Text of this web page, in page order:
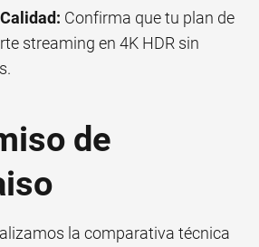
Confirma que tu plan de
streaming en 4K HDR sin
de
la comparativa técnica